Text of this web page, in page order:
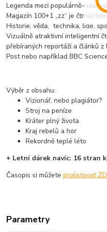
Legenda mezi populárně-
Magazín 100+1 „zz“ je
Historie, věda, technika, lidé,
Vizuálně atraktivní inteligentní
přebíraných reportáží a článků
Post nebo například BBC
Výběr z obsahu:
Vizionář, nebo plagiátor?
Stroj na peníze
Kráter plný života
Kraj rebelů a hor
Rekordně teplé léto
+ Letní dárek navíc: 16 stran
Časopis si můžeteprolistovat
Parametry